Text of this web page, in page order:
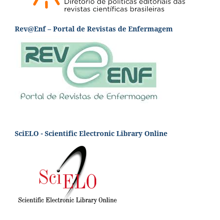
Rev@Enf – Portal de Revistas de Enfermagem
SciELO - Scientific Electronic Library Online